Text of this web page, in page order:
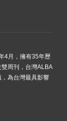
4月，擁有35年歷
周刊，台灣ALBA
為台灣最具影響